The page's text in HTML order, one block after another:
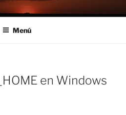
Menú
en Windows